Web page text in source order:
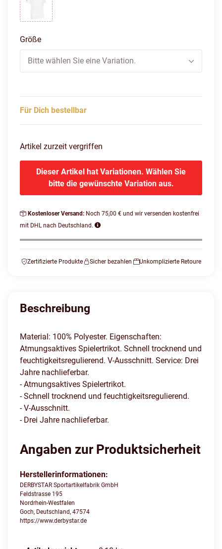
Größe
Bitte wählen Sie eine Variation.
Für Dich bestellbar
Artikel zurzeit vergriffen
Dieser Artikel hat Variationen. Wählen Sie
bitte die gewünschte Variation aus.
Kostenloser Versand: Noch 75,00 € und wir versenden kostenfrei
mit DHL nach Deutschland.
Zertifizierte Produkte Sicher bezahlen Unkomplizierte Retoure
Beschreibung
Material: 100% Polyester. Eigenschaften:
Atmungsaktives Spielertrikot. Schnell trocknend und
feuchtigkeitsregulierend. V-Ausschnitt. Service: Drei
Jahre nachlieferbar.
- Atmungsaktives Spielertrikot.
- Schnell trocknend und feuchtigkeitsregulierend.
- V-Ausschnitt.
- Drei Jahre nachlieferbar.
Angaben zur Produktsicherheit
Herstellerinformationen:
DERBYSTAR Sportartikelfabrik GmbH
Feldstrasse 195
Nordrhein-Westfalen
Goch, Deutschland, 47574
https://www.derbystar.de